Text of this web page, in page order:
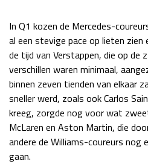
Kwalificatie
Race
LAS VEGAS GRAND PRIX 2026
Kwalificatie
Race
GP ABU DHABI 2026
Kwalificatie
Race
In Q1 kozen de Mercedes-
al een stevige pace op lieten zien
de tijd van Verstappen, die op de
verschillen waren minimaal,
binnen zeven tienden van elkaar
sneller werd, zoals ook Carlos
kreeg, zorgde nog voor wat
McLaren en Aston Martin, die
andere de Williams-coureurs nog
gaan.